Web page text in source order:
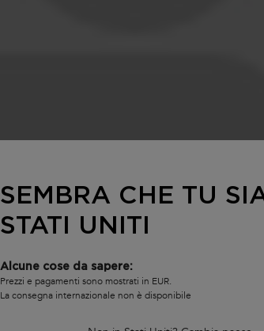
SEMBRA CHE TU
STATI UNITI
Alcune cose da sapere:
Prezzi e pagamenti sono mostrati in EUR.
La consegna internazionale non è disponibile